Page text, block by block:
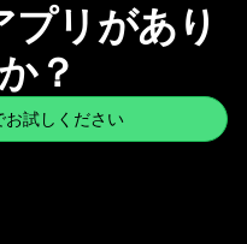
リがあり
？
試しください